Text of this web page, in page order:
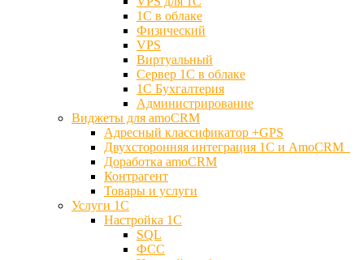
1С в облаке
Физический
VPS
Виртуальный
Сервер 1С в облаке
1С Бухгалтерия
Администрирование
Виджеты для amoCRM
Адресный классификатор +GPS
Двухсторонняя интеграция 1С и AmoCRM
Доработка amoCRM
Контрагент
Товары и услуги
Услуги 1С
Настройка 1С
SQL
ФСС